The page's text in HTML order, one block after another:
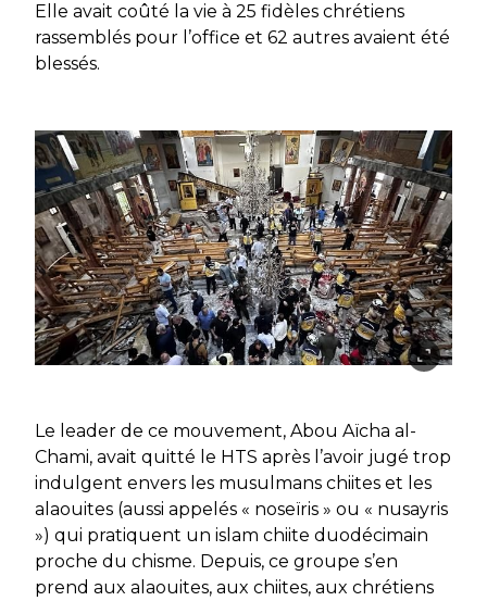
Elle avait coûté la vie à 25 fidèles chrétiens
rassemblés pour l’office et 62 autres avaient été
blessés.
Le leader de ce mouvement, Abou Aïcha al-
Chami, avait quitté le HTS après l’avoir jugé trop
indulgent envers les musulmans chiites et les
alaouites (aussi appelés « noseïris » ou « nusayris
») qui pratiquent un islam chiite duodécimain
proche du chisme. Depuis, ce groupe s’en
prend aux alaouites, aux chiites, aux chrétiens